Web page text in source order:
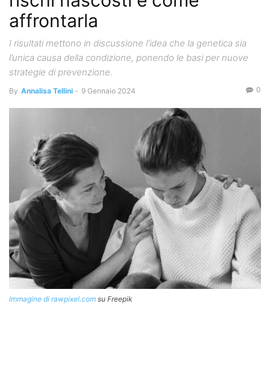
affrontarla
I risultati mettono in discussione l’idea che la genetica sia
l’unica causa della condizione, ponendo le basi per nuove
strategie di prevenzione.
By Annalisa Tellini - 9 Gennaio 2024 0
Immagine di rawpixel.com su Freepik